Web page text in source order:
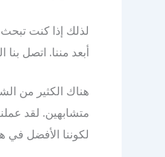
لذلك إذا كنت
أبعد مننا. اتصل
هناك الكثير من
لكوننا الأفضل في